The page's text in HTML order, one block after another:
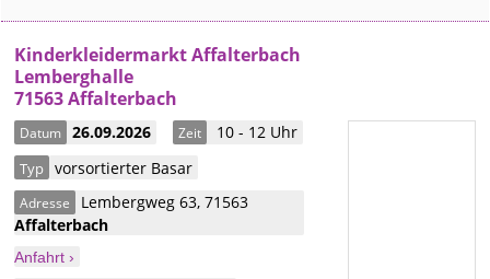
Kinderkleidermarkt Affalterbach
Lemberghalle
71563 Affalterbach
Datum 26.09.2026 Zeit 10 - 12 Uhr
Typ vorsortierter Basar
Adresse Lembergweg 63,71563
Affalterbach
Anfahrt ›